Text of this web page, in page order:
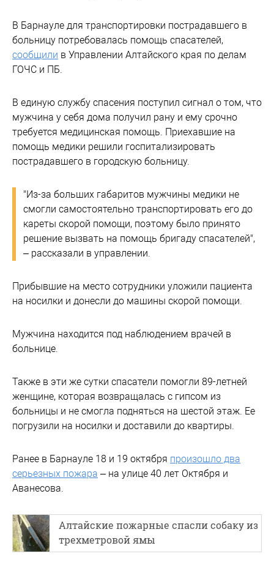
В Барнауле для транспортировки пострадавшего в
больницу потребовалась помощь спасателей,
сообщили в Управлении Алтайского края по делам
ГОЧС и ПБ.
В единую службу спасения поступил сигнал о том, что
мужчина у себя дома получил рану и ему срочно
требуется медицинская помощь. Приехавшие на
помощь медики решили госпитализировать
пострадавшего в городскую больницу.
"Из-за больших габаритов мужчины медики не
смогли самостоятельно транспортировать его до
кареты скорой помощи, поэтому было принято
решение вызвать на помощь бригаду спасателей",
– рассказали в управлении.
Прибывшие на место сотрудники уложили пациента
на носилки и донесли до машины скорой помощи.
Мужчина находится под наблюдением врачей в
больнице.
Также в эти же сутки спасатели помогли 89-летней
женщине, которая возвращалась с гипсом из
больницы и не смогла подняться на шестой этаж. Ее
погрузили на носилки и доставили до квартиры.
Ранее в Барнауле 18 и 19 октября произошло два
серьезных пожара – на улице 40 лет Октября и
Аванесова.
Алтайские пожарные спасли собаку из
трехметровой ямы